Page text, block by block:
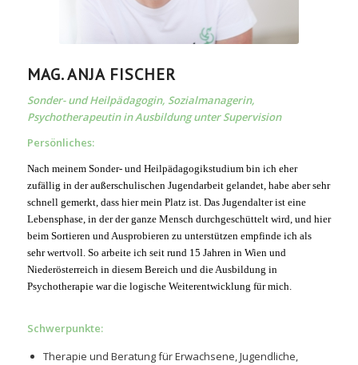
MAG. ANJA FISCHER
Sonder- und Heilpädagogin, Sozialmanagerin,
Psychotherapeutin in Ausbildung unter Supervision
Persönliches:
Nach meinem Sonder- und Heilpädagogikstudium bin ich eher
zufällig in der außerschulischen Jugendarbeit gelandet, habe aber sehr
schnell gemerkt, dass hier mein Platz ist. Das Jugendalter ist eine
Lebensphase, in der der ganze Mensch durchgeschüttelt wird, und hier
beim Sortieren und Ausprobieren zu unterstützen empfinde ich als
sehr wertvoll. So arbeite ich seit rund 15 Jahren in Wien und
Niederösterreich in diesem Bereich und die Ausbildung in
Psychotherapie war die logische Weiterentwicklung für mich.
Schwerpunkte:
Therapie und Beratung für Erwachsene, Jugendliche,